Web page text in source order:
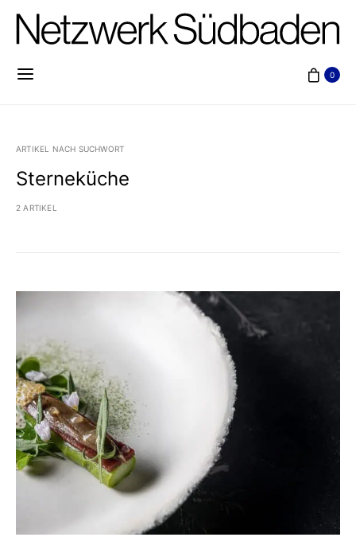
0
ARTIKEL NACH SUCHWORT
Sterneküche
2 ARTIKEL